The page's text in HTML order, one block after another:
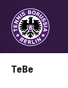
TeBe